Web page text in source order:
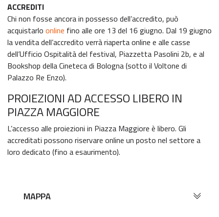
ACCREDITI
Chi non fosse ancora in possesso dell’accredito, può
acquistarlo online fino alle ore 13 del 16 giugno. Dal 19 giugno
la vendita dell’accredito verrà riaperta online e alle casse
dell’Ufficio Ospitalità del festival, Piazzetta Pasolini 2b, e al
Bookshop della Cineteca di Bologna (sotto il Voltone di
Palazzo Re Enzo).
PROIEZIONI AD ACCESSO LIBERO IN
PIAZZA MAGGIORE
L’accesso alle proiezioni in Piazza Maggiore è libero. Gli
accreditati possono riservare online un posto nel settore a
loro dedicato (fino a esaurimento).
MAPPA